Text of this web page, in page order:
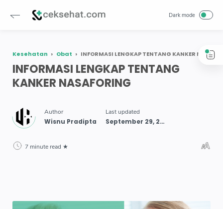
Kesehatan Obat INFORMASI LENGKAP TENTANG KANKER NASAFORING
INFORMASI LENGKAP TENTANG
KANKER NASAFORING
7 minute read